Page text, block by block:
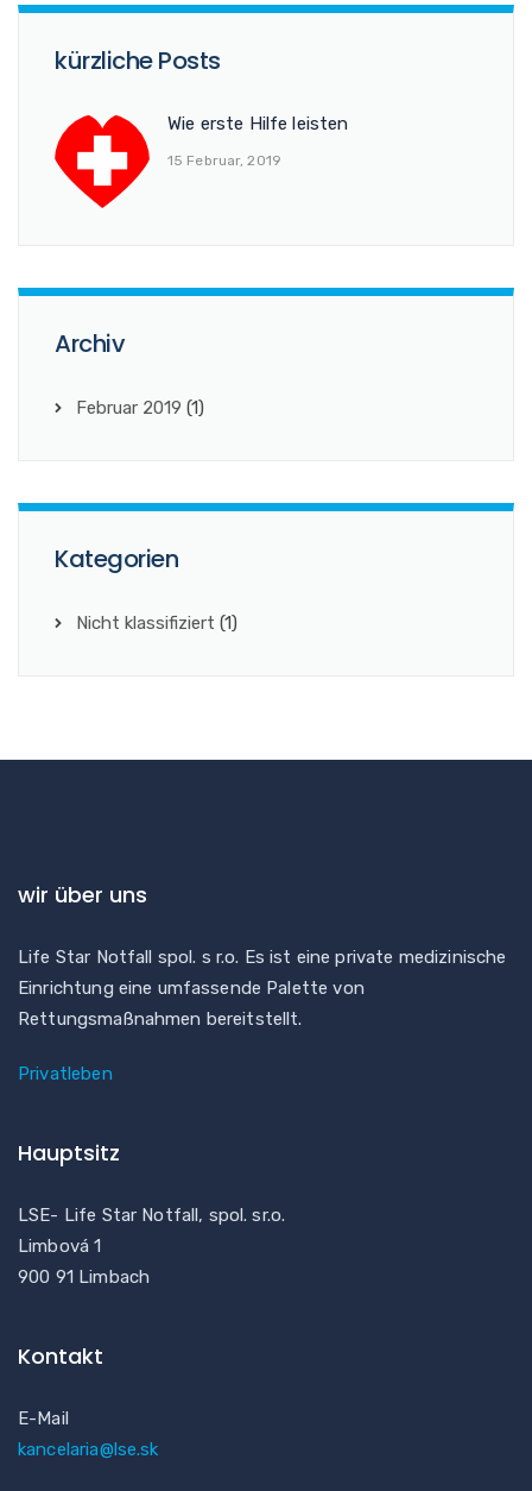
kürzliche Posts
Wie erste Hilfe leisten
15 Februar, 2019
Archiv
Februar 2019 (1)
Kategorien
Nicht klassifiziert (1)
wir über uns
Life Star Notfall spol. s r.o. Es ist eine private medizinische
Einrichtung eine umfassende Palette von
Rettungsmaßnahmen bereitstellt.
Privatleben
Hauptsitz
LSE- Life Star Notfall, spol. sr.o.
Limbová 1
900 91 Limbach
Kontakt
E-Mail
kancelaria@lse.sk